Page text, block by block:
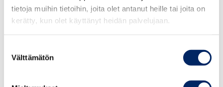
tietoja muihin tietoihin, joita olet antanut heille tai joita on
kerätty, kun olet käyttänyt heidän palvelujaan.
valinta
Välttämätön
olevalle vastuullisuusohjelmalle. Yritykseltä löytyy myös
Suomen Luonnonsuojeluliiton myöntämä Ekokompassi-
kuitenkin rullaamaan, kunhan tavoitteet vain ovat